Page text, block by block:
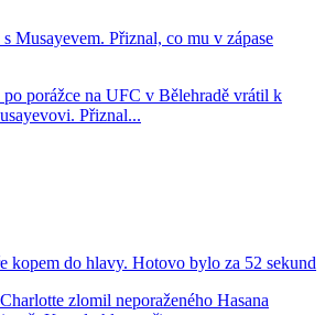
Musayevem. Přiznal, co mu v zápase
porážce na UFC v Bělehradě vrátil k
Přiznal...
kopem do hlavy. Hotovo bylo za 52 sekund
zlomil neporaženého Hasana